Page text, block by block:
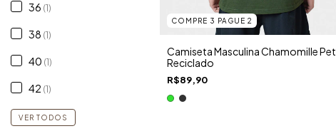
36 (1)
38 (1)
40 (1)
42 (1)
VER TODOS
COMPRE 3 PAGUE 2
Camiseta Masculina Chamomille Pet
Reciclado
R$89,90